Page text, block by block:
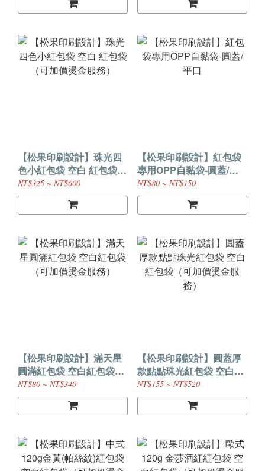
【松果印刷設計】珠光四
色小紅包袋 空白 紅包袋
（可加價燙金服務）
NT$325 ~ NT$600
【松果印刷設計】紅包袋
專用OPP自黏袋-圓蓋/平
口
NT$80 ~ NT$150
【松果印刷設計】滿天星
圓滿紅包袋 空白紅包袋
（可加價燙金服務）
NT$80 ~ NT$340
【松果印刷設計】圓蓋厚
款點點珠光紅包袋 空白紅
包袋（可加價燙金服務）
NT$155 ~ NT$520